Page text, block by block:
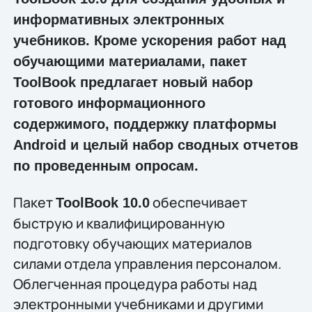
информативных электронных
учебников. Кроме ускорения работ над
обучающими материалами, пакет
ToolBook предлагает новый набор
готового информационного
содержимого, поддержку платформы
Android и целый набор сводных отчетов
по проведенным опросам.
ПакетToolBook 10.0обеспечивает
быструю и квалифицированную
подготовку обучающих материалов
силами отдела управления персоналом.
Облегченная процедура работы над
электронными учебниками и другими